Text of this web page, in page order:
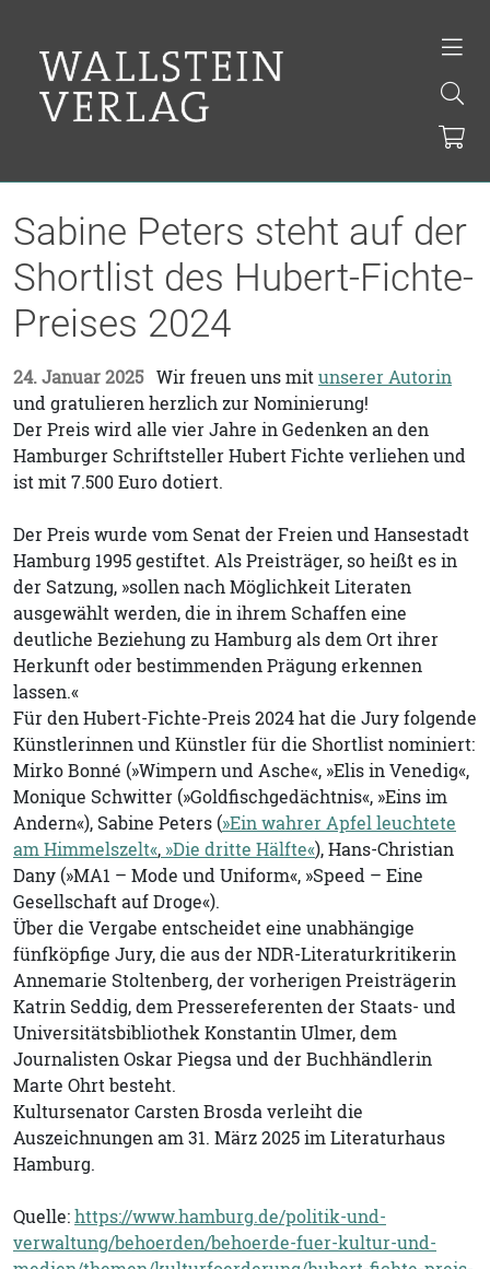
Sabine Peters steht auf der
Shortlist des Hubert-Fichte-
Preises 2024
24. Januar 2025 Wir freuen uns mitunserer Autorin
und gratulieren herzlich zur Nominierung!
Der Preis wird alle vier Jahre in Gedenken an den
Hamburger Schriftsteller Hubert Fichte verliehen und
ist mit 7.500 Euro dotiert.
Der Preis wurde vom Senat der Freien und Hansestadt
Hamburg 1995 gestiftet. Als Preisträger, so heißt es in
der Satzung, »sollen nach Möglichkeit Literaten
ausgewählt werden, die in ihrem Schaffen eine
deutliche Beziehung zu Hamburg als dem Ort ihrer
Herkunft oder bestimmenden Prägung erkennen
lassen.«
Für den Hubert-Fichte-Preis 2024 hat die Jury folgende
Künstlerinnen und Künstler für die Shortlist nominiert:
Mirko Bonné (»Wimpern und Asche«, »Elis in Venedig«,
Monique Schwitter (»Goldfischgedächtnis«, »Eins im
Andern«), Sabine Peters (»Ein wahrer Apfel leuchtete
am Himmelszelt«, »Die dritte Hälfte«), Hans-Christian
Dany (»MA1 – Mode und Uniform«, »Speed – Eine
Gesellschaft auf Droge«).
Über die Vergabe entscheidet eine unabhängige
fünfköpfige Jury, die aus der NDR-Literaturkritikerin
Annemarie Stoltenberg, der vorherigen Preisträgerin
Katrin Seddig, dem Pressereferenten der Staats- und
Universitätsbibliothek Konstantin Ulmer, dem
Journalisten Oskar Piegsa und der Buchhändlerin
Marte Ohrt besteht.
Kultursenator Carsten Brosda verleiht die
Auszeichnungen am 31. März 2025 im Literaturhaus
Hamburg.
Quelle:https://www.hamburg.de/politik-und-
verwaltung/behoerden/behoerde-fuer-kultur-und-